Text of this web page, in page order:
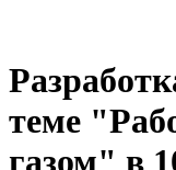
теме
газом" в